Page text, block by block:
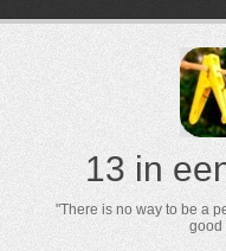
13 in
"There is no way to be a
good